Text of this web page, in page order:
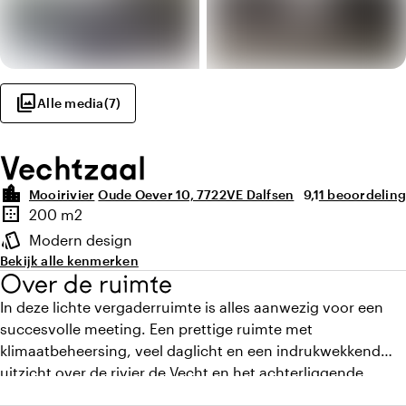
photo_libraryAlle media(7)
Vechtzaal
location_city Mooirivier Oude Oever 10, 7722VE Dalfsen Gemiddelde
9,1Aantal
1 beoordeling
Highlights
border_outer
Oppervlakte
200 m2
style
Sfeer en uitstraling
Modern design
Bekijk alle kenmerken
Over de ruimte
In deze lichte vergaderruimte is alles aanwezig voor een
succesvolle meeting. Een prettige ruimte met
klimaatbeheersing, veel daglicht en een indrukwekkend
uitzicht over de rivier de Vecht en het achterliggende